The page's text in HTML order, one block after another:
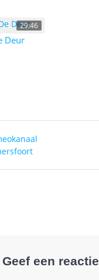
29:46
Deur
Geef een reactie